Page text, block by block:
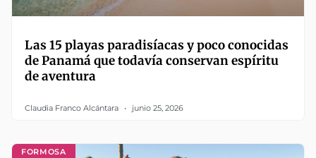
Las 15 playas paradisíacas y poco conocidas
de Panamá que todavía conservan espíritu
de aventura
Claudia Franco Alcántara junio 25, 2026
FORMOSA